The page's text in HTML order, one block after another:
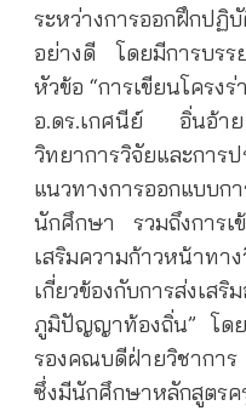
ระหว่างการออกฝึกปฏิ
อย่างดี โดยมีการบร
หัวข้อ “การเขียนโครง
อ.ดร.เกศนีย์ อิ่นอ้า
วิทยาการวิจัยและก
แนวทางการออกแบบก
นักศึกษา รวมถึงการเ
เสริมความก้าวหน้าทา
เกี่ยวข้องกับการส่งเส
ภูมิปัญญาท้องถิ่น” โด
รองคณบดีฝ่ายวิชากา
ซึ่งมีนักศึกษาหลักสูตร